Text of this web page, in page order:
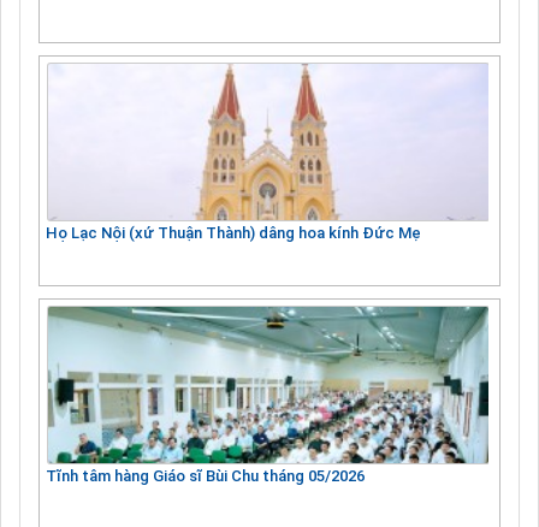
Họ Lạc Nội (xứ Thuận Thành) dâng hoa kính Đức Mẹ
Tĩnh tâm hàng Giáo sĩ Bùi Chu tháng 05/2026